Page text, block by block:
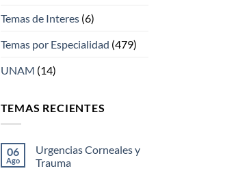
Temas de Interes(6)
Temas por Especialidad (479)
UNAM (14)
TEMAS RECIENTES
06
Ago
Urgencias Corneales y
Trauma